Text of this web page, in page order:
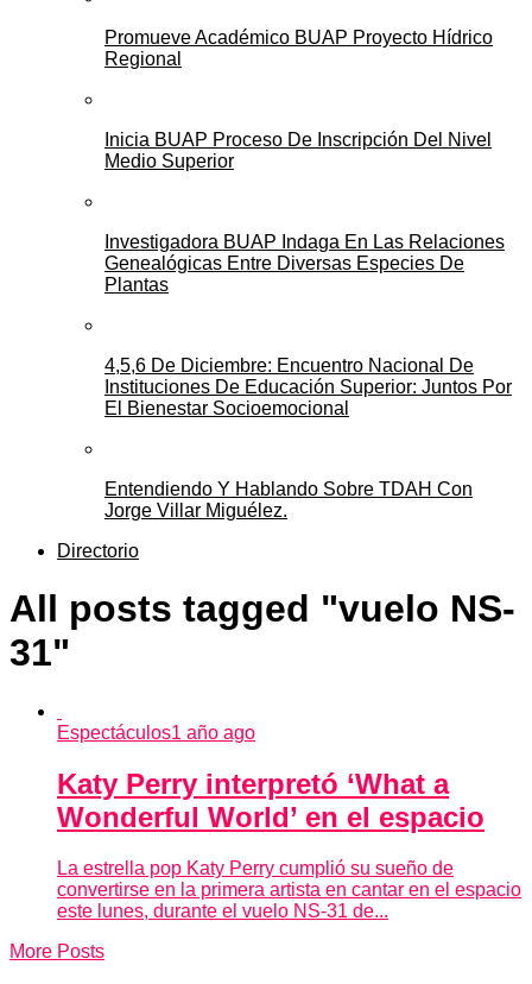
Promueve Académico BUAP Proyecto Hídrico
Regional
Inicia BUAP Proceso De Inscripción Del Nivel
Medio Superior
Investigadora BUAP Indaga En Las Relaciones
Genealógicas Entre Diversas Especies De
Plantas
4,5,6 De Diciembre: Encuentro Nacional De
Instituciones De Educación Superior: Juntos Por
El Bienestar Socioemocional
Entendiendo Y Hablando Sobre TDAH Con
Jorge Villar Miguélez.
Directorio
All posts tagged "vuelo NS-
31"
Espectáculos1 año ago
Katy Perry interpretó ‘What a
Wonderful World’ en el espacio
La estrella pop Katy Perry cumplió su sueño de
convertirse en la primera artista en cantar en el espacio
este lunes, durante el vuelo NS-31 de...
More Posts